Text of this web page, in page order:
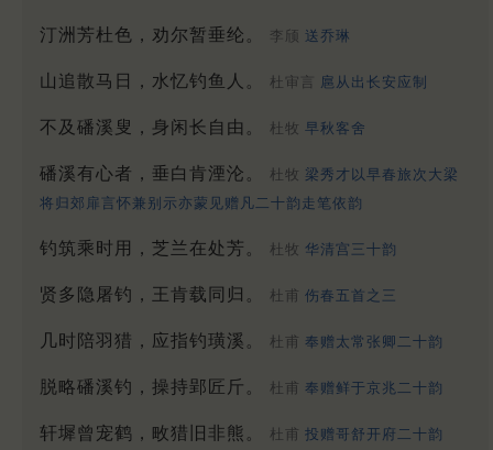
汀洲芳杜色，劝尔暂垂纶。 李颀 送乔琳
山追散马日，水忆钓鱼人。 杜审言 扈从出长安应制
不及磻溪叟，身闲长自由。 杜牧 早秋客舍
磻溪有心者，垂白肯湮沦。 杜牧 梁秀才以早春旅次大梁
将归郊扉言怀兼别示亦蒙见赠凡二十韵走笔依韵
钓筑乘时用，芝兰在处芳。 杜牧 华清宫三十韵
贤多隐屠钓，王肯载同归。 杜甫 伤春五首之三
几时陪羽猎，应指钓璜溪。 杜甫 奉赠太常张卿二十韵
脱略磻溪钓，操持郢匠斤。 杜甫 奉赠鲜于京兆二十韵
轩墀曾宠鹤，畋猎旧非熊。 杜甫 投赠哥舒开府二十韵